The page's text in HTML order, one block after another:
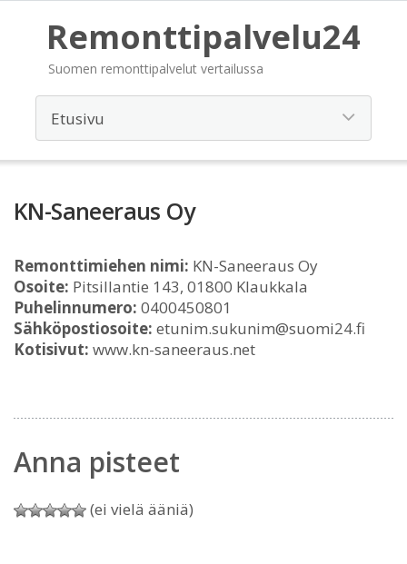
Remonttipalvelu24
Suomen remonttipalvelut vertailussa
KN-Saneeraus Oy
Remonttimiehen nimi: KN-Saneeraus Oy
Osoite: Pitsillantie 143, 01800 Klaukkala
Puhelinnumero: 0400450801
Sähköpostiosoite: etunim.sukunim@suomi24.fi
Kotisivut: www.kn-saneeraus.net
Anna pisteet
(ei vielä ääniä)